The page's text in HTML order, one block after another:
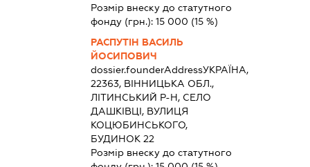
Розмір внеску до статутного
фонду (грн.): 15 000 (15 %)
РАСПУТІН ВАСИЛЬ
ЙОСИПОВИЧ
dossier.founderAddressУКРАЇНА,
22363, ВІННИЦЬКА ОБЛ.,
ЛІТИНСЬКИЙ Р-Н, СЕЛО
ДАШКІВЦІ, ВУЛИЦЯ
КОЦЮБИНСЬКОГО,
БУДИНОК 22
Розмір внеску до статутного